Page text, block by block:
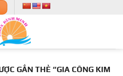
GẮN THẺ “GIA CÔNG KIM